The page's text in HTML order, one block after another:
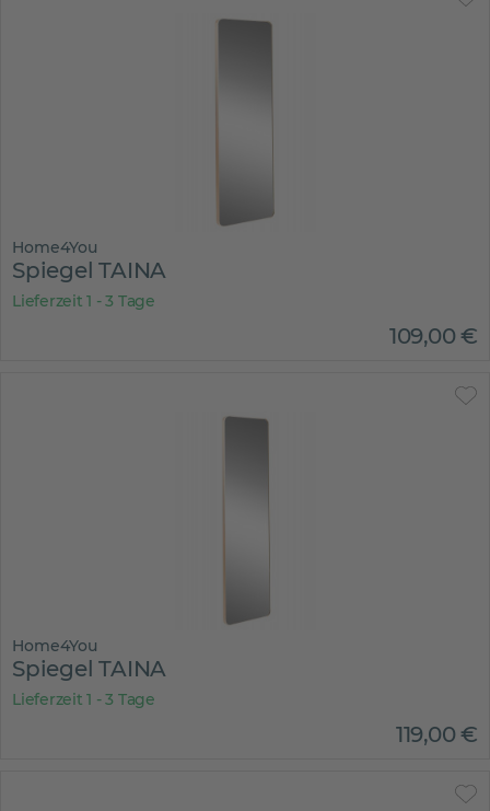
Home4You
Spiegel TAINA
Lieferzeit 1 - 3 Tage
109,00€
Home4You
Spiegel TAINA
Lieferzeit 1 - 3 Tage
119,00€